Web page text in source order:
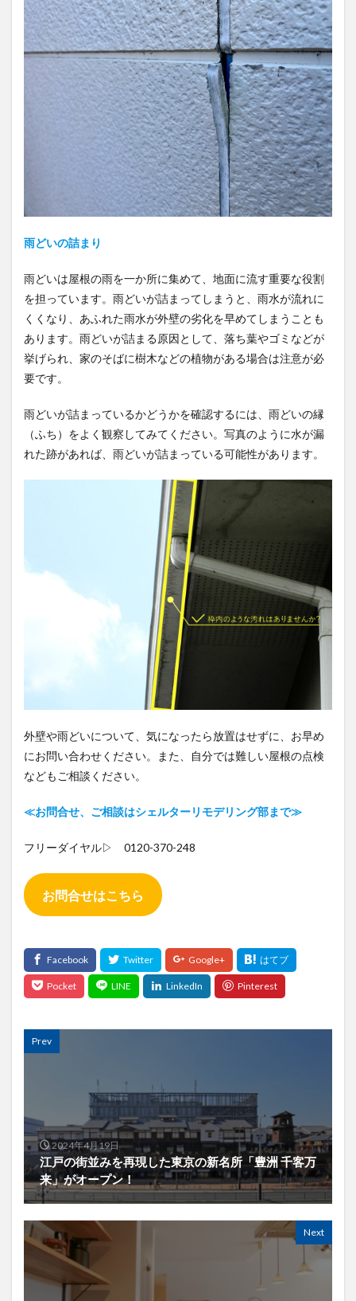
雨どいの詰まり
雨どいは屋根の雨を一か所に集めて、地面に流す重要な役割
を担っています。雨どいが詰まってしまうと、雨水が流れに
くくなり、あふれた雨水が外壁の劣化を早めてしまうことも
あります。雨どいが詰まる原因として、落ち葉やゴミなどが
挙げられ、家のそばに樹木などの植物がある場合は注意が必
要です。
雨どいが詰まっているかどうかを確認するには、雨どいの縁
（ふち）をよく観察してみてください。写真のように水が漏
れた跡があれば、雨どいが詰まっている可能性があります。
外壁や雨どいについて、気になったら放置はせずに、お早め
にお問い合わせください。また、自分では難しい屋根の点検
などもご相談ください。
≪お問合せ、ご相談はシェルターリモデリング部まで≫
フリーダイヤル▷ 0120-370-248
お問合せはこちら
Prev
2024年4月19日
江戸の街並みを再現した東京の新名所「豊洲 千客万
来」がオープン！
Next